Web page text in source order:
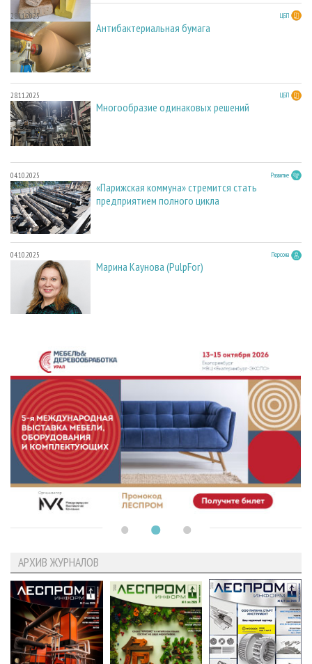
28.11.2025 ЦБП
Антибактериальная бумага
28.11.2025 ЦБП
Многообразие одинаковых решений
04.10.2025 Развитие
«Парижская коммуна» стремится стать
предприятием полного цикла
04.10.2025 Персона
Марина Каунова (PulpFor)
АРХИВ ЖУРНАЛОВ